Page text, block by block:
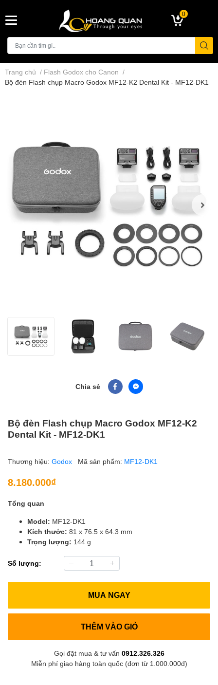
0
Trang chủ / Flash Godox cho Canon /
Bộ đèn Flash chụp Macro Godox MF12-K2 Dental Kit - MF12-DK1
Chia sẻ
Bộ đèn Flash chụp Macro Godox MF12-K2
Dental Kit - MF12-DK1
Thương hiệu: Godox Mã sản phẩm: MF12-DK1
8.180.000₫
Tổng quan
Model: MF12-DK1
Kích thước: 81 x 76.5 x 64.3 mm
Trọng lượng: 144 g
Số lượng:
MUA NGAY
THÊM VÀO GIỎ
Gọi đặt mua & tư vấn 0912.326.326
Miễn phí giao hàng toàn quốc (đơn từ 1.000.000đ)